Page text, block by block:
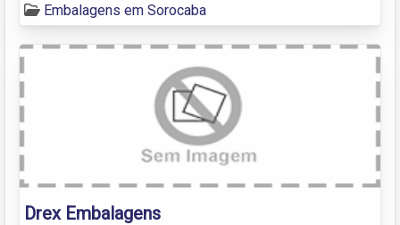
Embalagens em Sorocaba
Drex Embalagens